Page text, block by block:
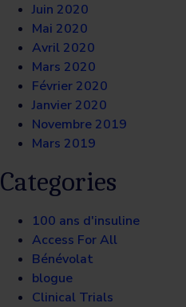
Juin 2020
Mai 2020
Avril 2020
Mars 2020
Février 2020
Janvier 2020
Novembre 2019
Mars 2019
Categories
100 ans d'insuline
Access For All
Bénévolat
blogue
Clinical Trials